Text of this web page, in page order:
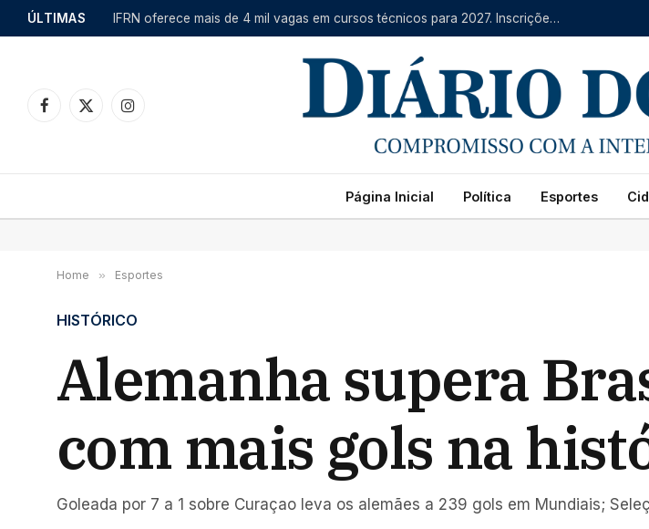
ÚLTIMAS IFRN oferece mais de 4 mil vagas em cursos técnicos para 2027. Inscrições começam na segunda (10)
Facebook
X
Instagram
Página Inicial Política Esportes
Home » Esportes
HISTÓRICO
Alemanha supera
com mais gols na
Goleada por 7 a 1 sobre Curaçao leva os alemães a 239 gols em Mundiais;